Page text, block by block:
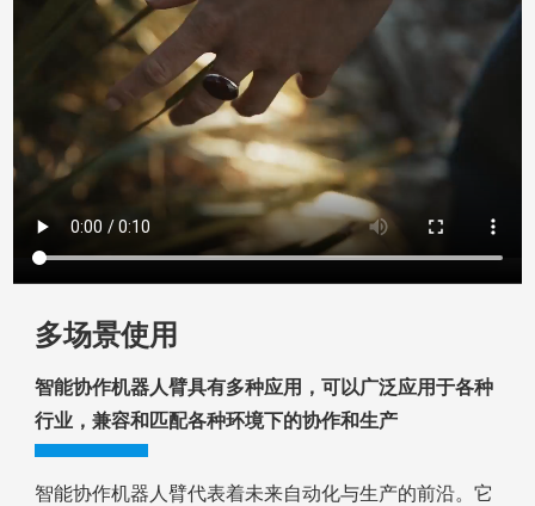
多场景使用
智能协作机器人臂具有多种应用，可以广泛应用于各种
行业，兼容和匹配各种环境下的协作和生产
智能协作机器人臂代表着未来自动化与生产的前沿。它